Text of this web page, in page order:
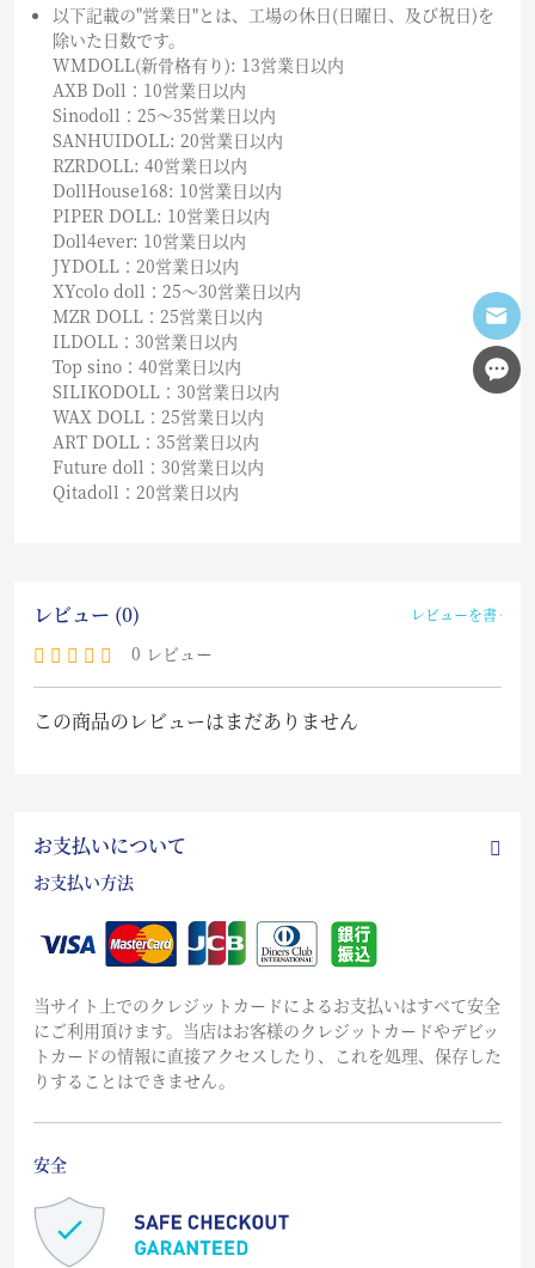
以下記載の"営業日"とは、工場の休日(日曜日、及び祝日)を
除いた日数です。
WMDOLL(新骨格有り): 13営業日以内
AXB Doll：10営業日以内
Sinodoll：25〜35営業日以内
SANHUIDOLL: 20営業日以内
RZRDOLL: 40営業日以内
DollHouse168: 10営業日以内
PIPER DOLL: 10営業日以内
Doll4ever: 10営業日以内
JYDOLL：20営業日以内
XYcolo doll：25〜30営業日以内
MZR DOLL：25営業日以内
ILDOLL：30営業日以内
Top sino：40営業日以内
SILIKODOLL：30営業日以内
WAX DOLL：25営業日以内
ART DOLL：35営業日以内
Future doll：30営業日以内
Qitadoll：20営業日以内
レビュー (0) レビューを書く
0 レビュー
この商品のレビューはまだありません
お支払いについて
お支払い方法
当サイト上でのクレジットカードによるお支払いはすべて安全
にご利用頂けます。当店はお客様のクレジットカードやデビッ
トカードの情報に直接アクセスしたり、これを処理、保存した
りすることはできません。
安全